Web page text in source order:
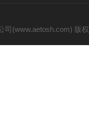
司(www.aetosh.com)